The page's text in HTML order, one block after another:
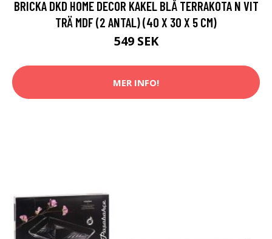
BRICKA DKD HOME DECOR KAKEL BLÅ TERRAKOTA N VIT
TRÄ MDF (2 ANTAL) (40 X 30 X 5 CM)
549 SEK
MER INFO!